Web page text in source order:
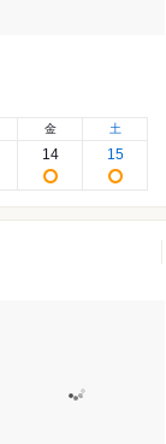
金
14
土
15